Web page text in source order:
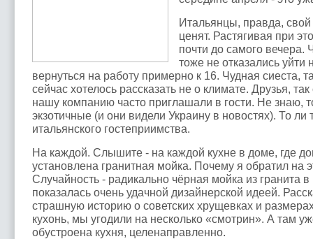
Итальянцы, правда,
ценят. Растягивая при
почти до самого вечера.
тоже не отказались
вернуться на работу примерно к 16. Чудная сиеста,
сейчас хотелось рассказать не о климате. Друзья,
нашу компанию часто приглашали в гости. Не знаю,
экзотичные (и они видели Украину в новостях). То ли
итальянского гостеприимства.
На каждой. Слышите - на каждой кухне в доме, где
установлена гранитная мойка. Почему я обратил на
Случайность - радикально чёрная мойка из гранита
показалась очень удачной дизайнерской идеей.
страшную историю о советских хрущевках и
кухонь, мы угодили на несколько «смотрин». А там
обустроена кухня, целенаправленно.